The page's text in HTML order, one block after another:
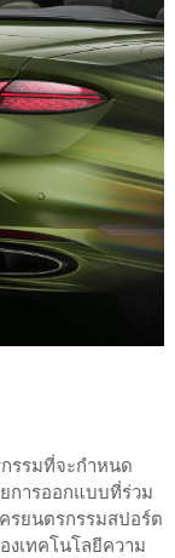
รรมที่จะกำหนด
การออกแบบที่ร่วม
รยนตรกรรมสปอร์ต
งเทคโนโลยีความ